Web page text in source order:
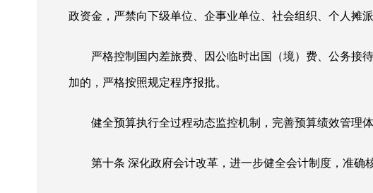
政资金，严禁向下级单位、企事业单位、社会组织、个人摊派
严格控制国内差旅费、因公临时出国（境）费、公务接
加的，严格按照规定程序报批。
健全预算执行全过程动态监控机制，完善预算绩效管理
第十条 深化政府会计改革，进一步健全会计制度，准确